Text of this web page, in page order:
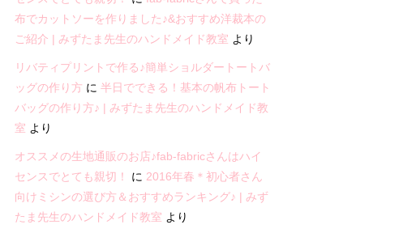
布でカットソーを作りました♪&おすすめ洋裁本の
ご紹介 | みずたま先生のハンドメイド教室 より
リバティプリントで作る♪簡単ショルダートートバ
ッグの作り方 に 半日でできる！基本の帆布トート
バッグの作り方♪ | みずたま先生のハンドメイド教
室 より
オススメの生地通販のお店♪fab-fabricさんはハイ
センスでとても親切！
に 2016年春＊初心者さん
向けミシンの選び方＆おすすめランキング♪ | みず
たま先生のハンドメイド教室 より